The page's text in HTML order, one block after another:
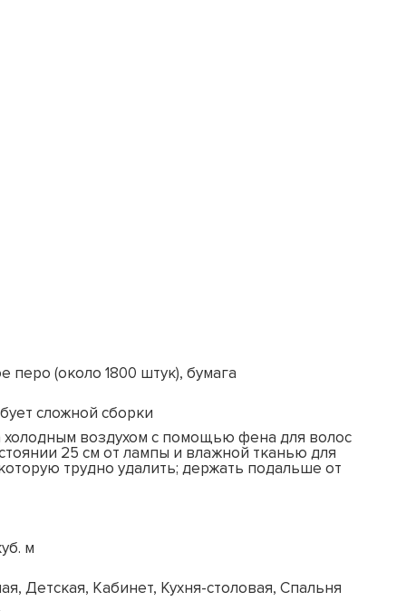
перо (около 1800 штук), бумага
сложной сборки
холодным воздухом с помощью фена для волос
25 см от лампы и влажной тканью для
трудно удалить; держать подальше от
м
Детская, Кабинет, Кухня-столовая, Спальня